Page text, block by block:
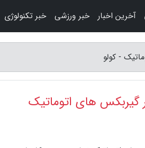
آخرین اخبار خبر ورزشی خبر تکنولوژی